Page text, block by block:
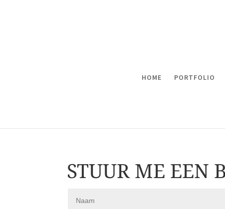
HOME PORTFOLIO
STUUR ME EEN